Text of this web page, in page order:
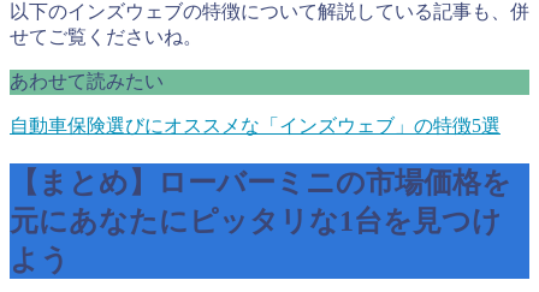
以下のインズウェブの特徴について解説している記事も、併
せてご覧くださいね。
あわせて読みたい
自動車保険選びにオススメな「インズウェブ」の特徴5選
【まとめ】ローバーミニの市場価格を
元にあなたにピッタリな1台を見つけ
よう